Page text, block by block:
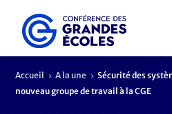
Accueil 5 A la une 5 Sécurité des
nouveau groupe de travail à la CGE